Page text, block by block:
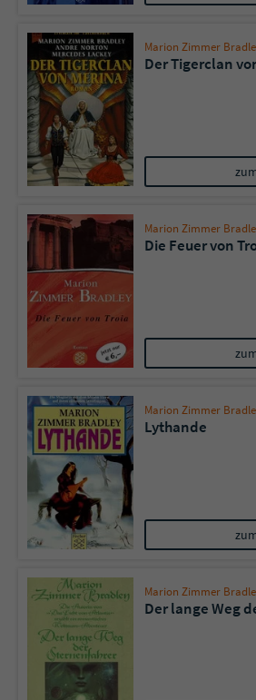
Marion Zimmer
Der Tigerclan
Marion Zimmer
Die Feuer von
Marion Zimmer
Lythande
Marion Zimmer
Der lange Weg